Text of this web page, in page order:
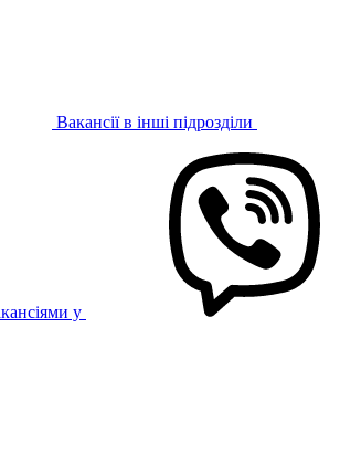
Вакансії в інші підрозділи
у